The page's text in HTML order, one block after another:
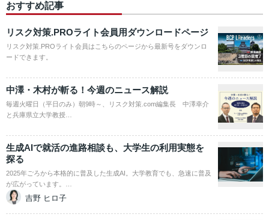
おすすめ記事
リスク対策.PROライト会員用ダウンロードページ
リスク対策.PROライト会員はこちらのページから最新号をダウンロ
ードできます。
中澤・木村が斬る！今週のニュース解説
毎週火曜日（平日のみ）朝9時～、リスク対策.com編集長 中澤幸介
と兵庫県立大学教授…
生成AIで就活の進路相談も、大学生の利用実態を
探る
2025年ごろから本格的に普及した生成AI。大学教育でも、急速に普及
が広がっています。…
吉野 ヒロ子